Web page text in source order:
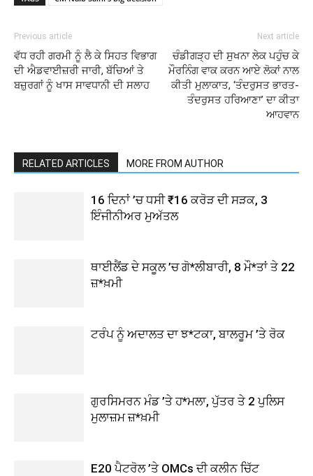
Previous article
ਵੱਧ ਰਹੀ ਗਰਮੀ ਨੂੰ ਲੈ ਕੇ ਸਿਹਤ ਵਿਭਾਗ
ਦੀ ਐਡਵਾਈਜ਼ਰੀ ਜਾਰੀ, ਬੱਚਿਆਂ ਤੇ
ਬਜ਼ੁਰਗਾਂ ਨੂੰ ਖਾਸ ਸਾਵਧਾਨੀ ਦੀ ਸਲਾਹ
Next article
ਚੰਡੀਗੜ੍ਹ ਦੀ ਸੁਖਨਾ ਲੇਕ ਪਹੁੰਚ ਕੇ
ਮੌਰਨਿੰਗ ਵਾਕ ਕਰਨ ਆਏ ਲੋਕਾਂ ਨਾਲ
ਕੀਤੀ ਮੁਲਾਕਾਤ, ‘ਤੰਦਰੁਸਤ ਭਾਰਤ-
ਤੰਦਰੁਸਤ ਹਰਿਆਣਾ’ ਦਾ ਕੀਤਾ
ਆਹਵਾਨ
RELATED ARTICLES MORE FROM AUTHOR
16 ਦਿਨਾਂ ’ਚ ਧਸੀ ₹16 ਕਰੋੜ ਦੀ ਸੜਕ, 3
ਇੰਜੀਨੀਅਰ ਮੁਅੱਤਲ
ਥਾਈਲੈਂਡ ਦੇ ਸਕੂਲ ’ਚ ਗੋ*ਲੀਬਾਰੀ, 8 ਮੌ*ਤਾਂ ਤੇ 22
ਜ਼*ਖ਼ਮੀ
ਟਰੰਪ ਨੂੰ ਅਦਾਲਤ ਦਾ ਝ*ਟਕਾ, ਬਾਲਰੂਮ ’ਤੇ ਰੋਕ
ਗੁਰਸਿਮਰਨ ਮੰਡ ’ਤੇ ਹ*ਮਲਾ, ਪੁੱਤਰ ਤੇ 2 ਪੁਲਿਸ
ਮੁਲਾਜ਼ਮ ਜ਼*ਖ਼ਮੀ
E20 ਪੈਟਰੋਲ ’ਤੇ OMCs ਦੀ ਕਲੀਨ ਚਿੱਟ